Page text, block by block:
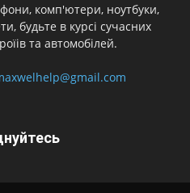
комп'ютери, ноутбуки,
будьте в курсі сучасних
та автомобілей.